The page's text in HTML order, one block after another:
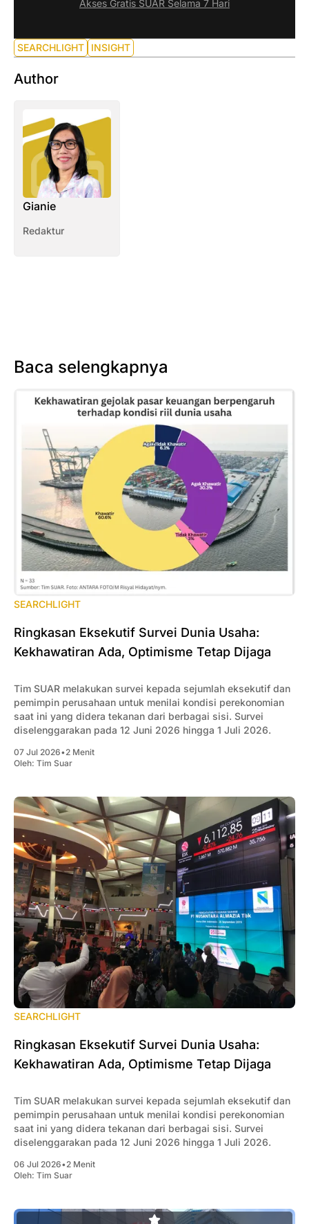
Akses Gratis SUAR Selama 7 Hari
SEARCHLIGHT INSIGHT
Author
Gianie
Redaktur
Baca selengkapnya
SEARCHLIGHT
Ringkasan Eksekutif Survei Dunia Usaha:
Kekhawatiran Ada, Optimisme Tetap Dijaga
Tim SUAR melakukan survei kepada sejumlah eksekutif dan
pemimpin perusahaan untuk menilai kondisi perekonomian
saat ini yang didera tekanan dari berbagai sisi. Survei
diselenggarakan pada 12 Juni 2026 hingga 1 Juli 2026.
07 Jul 2026•2 Menit
Oleh: Tim Suar
SEARCHLIGHT
Ringkasan Eksekutif Survei Dunia Usaha:
Kekhawatiran Ada, Optimisme Tetap Dijaga
Tim SUAR melakukan survei kepada sejumlah eksekutif dan
pemimpin perusahaan untuk menilai kondisi perekonomian
saat ini yang didera tekanan dari berbagai sisi. Survei
diselenggarakan pada 12 Juni 2026 hingga 1 Juli 2026.
06 Jul 2026•2 Menit
Oleh: Tim Suar